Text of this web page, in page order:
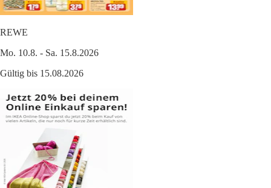
REWE
Mo. 10.8. - Sa. 15.8.2026
Gültig bis 15.08.2026